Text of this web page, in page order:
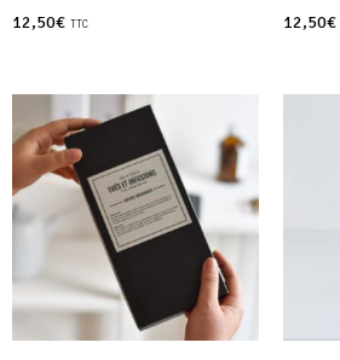
12,50€ TTC 12,50€